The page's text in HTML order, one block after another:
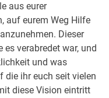
aus eurer
auf eurem Weg Hilfe
Dieser
es verabredet war, und
und was
die ihr euch seit vielen
diese Vision eintritt